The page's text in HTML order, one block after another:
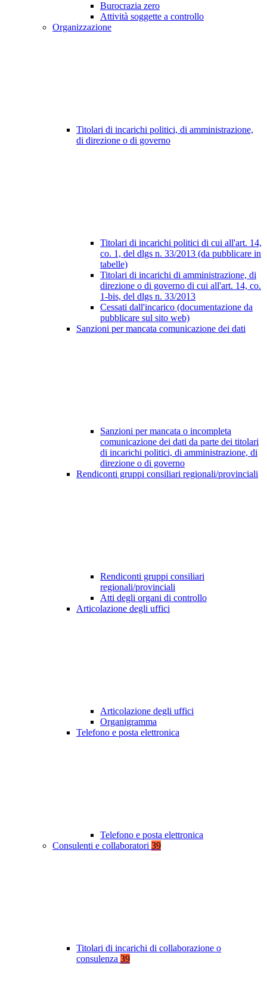
Burocrazia zero
Attività soggette a controllo
Organizzazione
Titolari di incarichi politici, di amministrazione,
di direzione o di governo
Titolari di incarichi politici di cui all'art. 14,
co. 1, del dlgs n. 33/2013 (da pubblicare in
tabelle)
Titolari di incarichi di amministrazione, di
direzione o di governo di cui all'art. 14, co.
1-bis, del dlgs n. 33/2013
Cessati dall'incarico (documentazione da
pubblicare sul sito web)
Sanzioni per mancata comunicazione dei dati
Sanzioni per mancata o incompleta
comunicazione dei dati da parte dei titolari
di incarichi politici, di amministrazione, di
direzione o di governo
Rendiconti gruppi consiliari regionali/provinciali
Rendiconti gruppi consiliari
regionali/provinciali
Atti degli organi di controllo
Articolazione degli uffici
Articolazione degli uffici
Organigramma
Telefono e posta elettronica
Telefono e posta elettronica
Consulenti e collaboratori 39
Titolari di incarichi di collaborazione o
consulenza 39